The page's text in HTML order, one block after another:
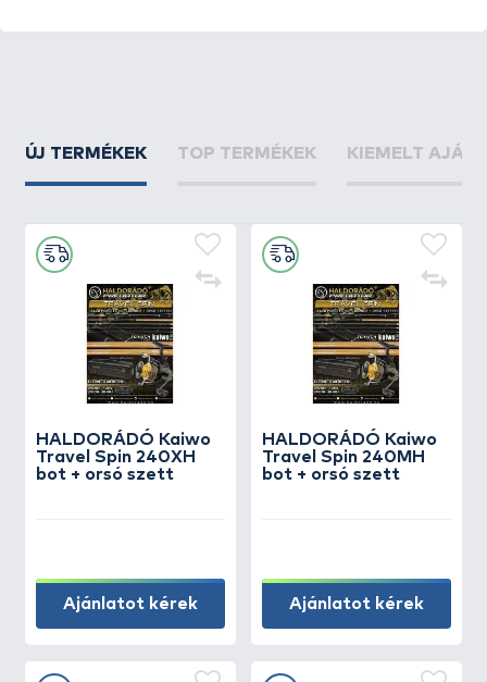
ÚJ TERMÉKEK TOP TERMÉKEK KIEMELT
HALDORÁDÓ Kaiwo
Travel Spin 240XH
bot + orsó szett
Ajánlatot kérek
HALDORÁDÓ Kaiwo
Travel Spin 240MH
bot + orsó szett
Ajánlatot kérek